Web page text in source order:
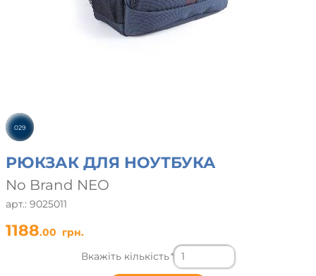
029
РЮКЗАК ДЛЯ НОУТБУКА
No Brand NEO
арт.: 9025011
1188.00 грн.
Вкажіть кількість*